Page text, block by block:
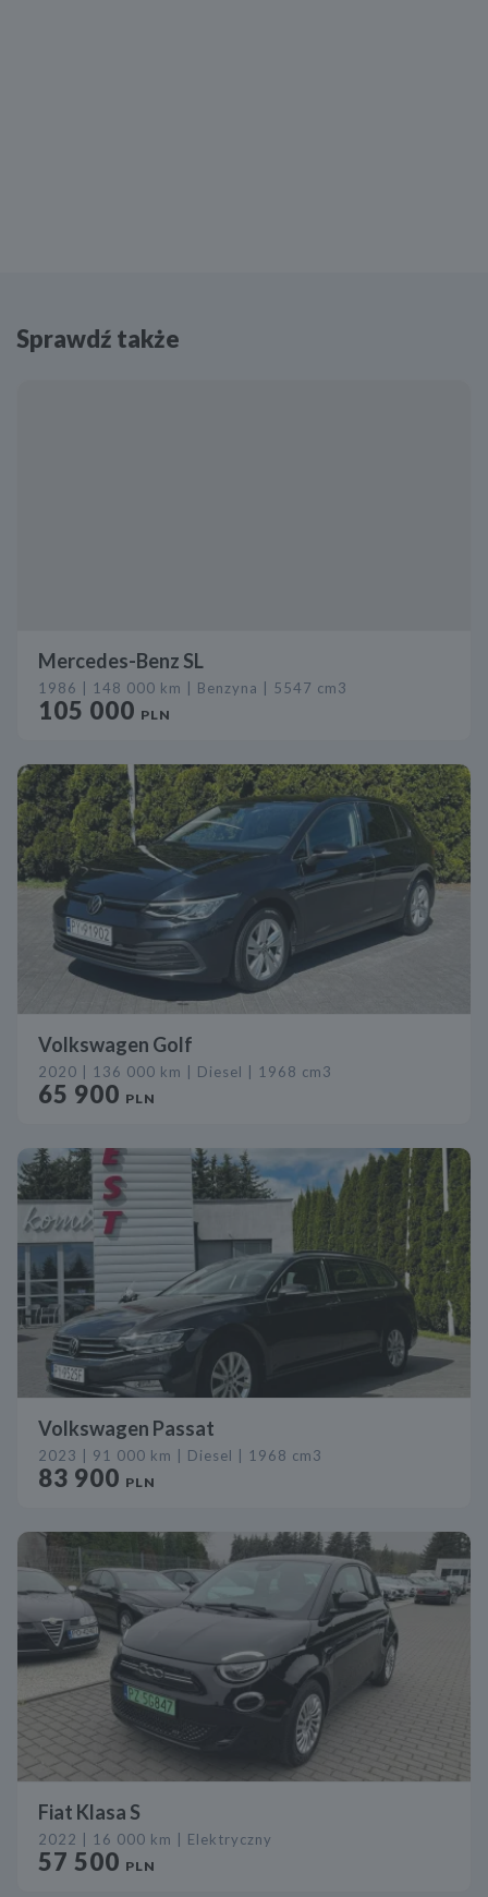
Sprawdź także
Mercedes-Benz SL
1986 | 148 000 km | Benzyna | 5547 cm3
105 000 PLN
Volkswagen Golf
2020 | 136 000 km | Diesel | 1968 cm3
65 900 PLN
Volkswagen Passat
2023 | 91 000 km | Diesel | 1968 cm3
83 900 PLN
Fiat Klasa S
2022 | 16 000 km | Elektryczny
57 500 PLN